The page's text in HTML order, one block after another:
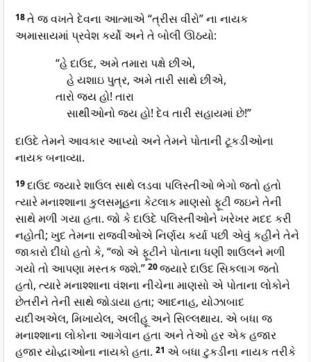
18તે જ વખતે દેવના આત્માએ “ત્રીસ વીરો” ના નાયક
અમાસાયમાં પ્રવેશ કર્યો અને તે બોલી ઊઠયો:
“હે દાઉદ, અમે તમારા પક્ષે છીએ,
હે યશાઇ પુત્ર, અમે તારી સાથે છીએ,
તારો જય હો! તારા
સાથીઓનો જય હો! દેવ તારી સહાયમાં છે!”
દાઉદે તેમને આવકાર આપ્યો અને તેમને પોતાની ટૂકડીઓના
નાયક બનાવ્યા.
19દાઉદ જ્યારે શાઉલ સાથે લડવા પલિસ્તીઓ ભેગો જતો હતો
ત્યારે મનાશ્શાના કુલસમૂહના કેટલાક માણસો ફૂટી જઇને તેની
સાથે મળી ગયા હતા. જો કે દાઉદે પલિસ્તીઓને ખરેખર મદદ કરી
નહોતી; ખુદ તેમના રાજવીઓએ નિર્ણય કર્યા પછી એવું કહીને તેને
જાકારો દીધો હતો કે, “જો એ ફૂટીને પોતાના ધણી શાઉલને મળી
ગયો તો આપણા મસ્તક જશે.” 20જ્યારે દાઉદ સિકલાગ જતો
હતો, ત્યારે મનાશ્શાના વંશના નીચેના માણસો એ પોતાના લોકોને
છેતરીને તેની સાથે જોડાયા હતા; આદનાહ, યોઝાબાદ
યદીઅએલ, મિખાયેલ, અલીહૂ અને સિલ્લથાય. એ બધા જ
મનાશ્શાના લોકોના આગેવાન હતા અને તેઓ હર એક હજાર
હજાર યોદ્ધાઓના નાયકો હતા. 21 એ બધા ટુકડીના નાયક તરીકે